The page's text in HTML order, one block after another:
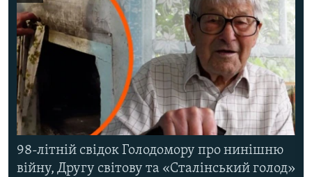
98-літній свідок Голодомору про нинішню
війну, Другу світову та «Сталінський голод»